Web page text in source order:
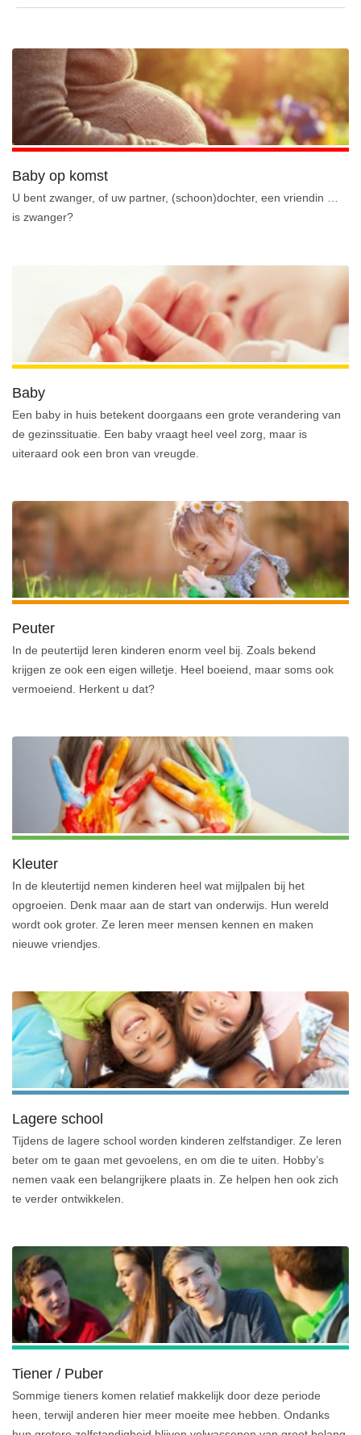
Baby op komst
U bent zwanger, of uw partner, (schoon)dochter, een vriendin …
is zwanger?
Baby
Een baby in huis betekent doorgaans een grote verandering van
de gezinssituatie. Een baby vraagt heel veel zorg, maar is
uiteraard ook een bron van vreugde.
Peuter
In de peutertijd leren kinderen enorm veel bij. Zoals bekend
krijgen ze ook een eigen willetje. Heel boeiend, maar soms ook
vermoeiend. Herkent u dat?
Kleuter
In de kleutertijd nemen kinderen heel wat mijlpalen bij het
opgroeien. Denk maar aan de start van onderwijs. Hun wereld
wordt ook groter. Ze leren meer mensen kennen en maken
nieuwe vriendjes.
Lagere school
Tijdens de lagere school worden kinderen zelfstandiger. Ze leren
beter om te gaan met gevoelens, en om die te uiten. Hobby’s
nemen vaak een belangrijkere plaats in. Ze helpen hen ook zich
te verder ontwikkelen.
Tiener / Puber
Sommige tieners komen relatief makkelijk door deze periode
heen, terwijl anderen hier meer moeite mee hebben. Ondanks